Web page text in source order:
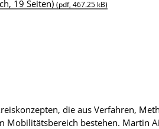
19 Seiten) (pdf, 467.25 kB)
die aus Verfahren,
Mobilitätsbereich bestehen. Martin